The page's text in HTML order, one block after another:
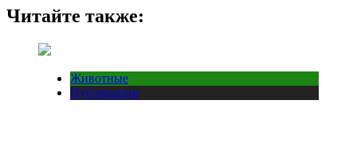
Читайте также:
Животные
Публикации